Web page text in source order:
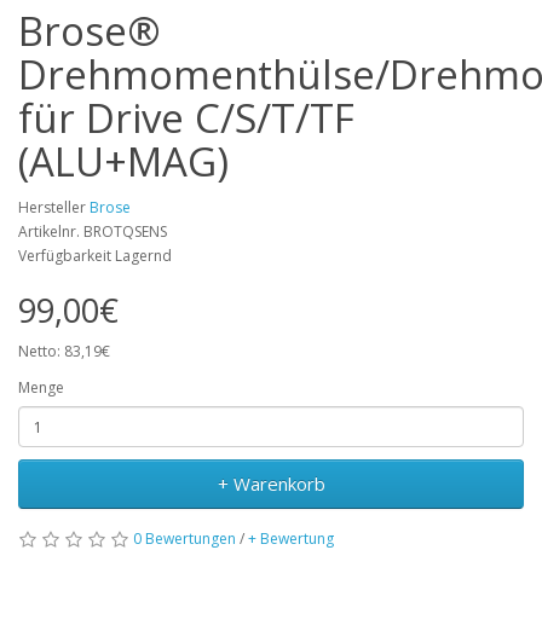
Brose®
Drehmomenthülse/
für Drive C/S/T/TF
(ALU+MAG)
Hersteller Brose
Artikelnr. BROTQSENS
Verfügbarkeit Lagernd
99,00€
Netto: 83,19€
Menge
+ Warenkorb
0 Bewertungen /+ Bewertung